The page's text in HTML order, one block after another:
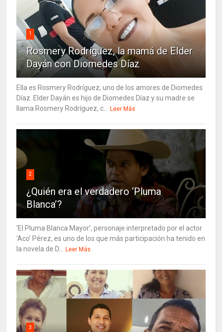
1
Rosmery Rodríguez, la mamá de Elder
Dayán con Diomedes Díaz
Ella es Rosmery Rodríguez, uno de los amores de Diomedes
Díaz. Elder Dayán es hijo de Diomedes Díaz y su madre se
llama Rosmery Rodríguez, c...
Leer Más
2
¿Quién era el verdadero ‘Pluma
Blanca’?
‘El Pluma Blanca Mayor’, personaje interpretado por el actor
‘Aco’ Pérez, es uno de los que más participación ha tenido en
la novela de D...
Leer Más
3